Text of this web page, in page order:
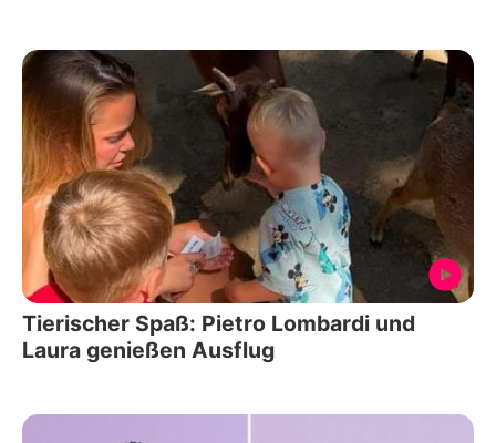
Tierischer Spaß: Pietro Lombardi und
Laura genießen Ausflug